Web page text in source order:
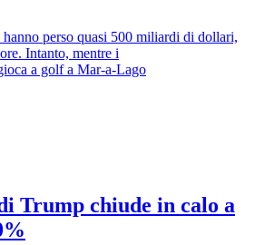
perso quasi 500 miliardi di dollari,
Intanto, mentre i
a golf a Mar-a-Lago
Trump chiude in calo a